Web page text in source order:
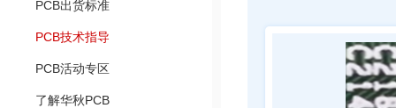
PCB出货标准
PCB技术指导
PCB活动专区
了解华秋PCB